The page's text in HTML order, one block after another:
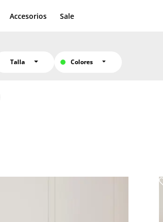
Accesorios Sale
Talla Colores